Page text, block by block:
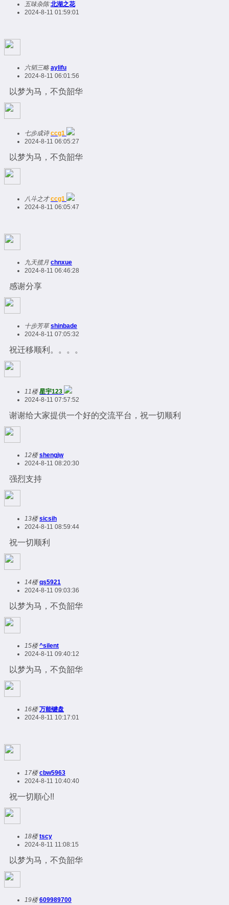
五味杂陈 北湖之花
2024-8-11 01:59:01
六韬三略 aylifu
2024-8-11 06:01:56
以梦为马，不负韶华
七步成诗 ccg1
2024-8-11 06:05:27
以梦为马，不负韶华
八斗之才 ccg1
2024-8-11 06:05:47
九天揽月 chnxue
2024-8-11 06:46:28
感谢分享
十步芳草 shinbade
2024-8-11 07:05:32
祝迁移顺利。。。。
11楼 星宇123
2024-8-11 07:57:52
谢谢给大家提供一个好的交流平台，祝一切顺利
12楼 shengjw
2024-8-11 08:20:30
强烈支持
13楼 sicsih
2024-8-11 08:59:44
祝一切顺利
14楼 qs5921
2024-8-11 09:03:36
以梦为马，不负韶华
15楼 ^silent
2024-8-11 09:40:12
以梦为马，不负韶华
16楼 万能键盘
2024-8-11 10:17:01
17楼 cbw5963
2024-8-11 10:40:40
祝一切順心!!
18楼 tscy
2024-8-11 11:08:15
以梦为马，不负韶华
19楼 609989700